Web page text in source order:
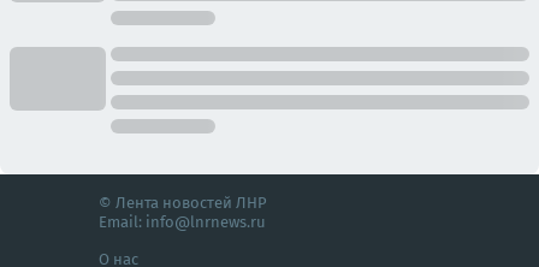
© Лента новостей ЛНР
Email: info@lnrnews.ru
О нас